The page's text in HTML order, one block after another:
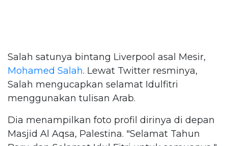
Salah satunya bintang Liverpool asal Mesir,
Mohamed Salah. Lewat Twitter resminya,
Salah mengucapkan selamat Idulfitri
menggunakan tulisan Arab.
Dia menampilkan foto profil dirinya di depan
Masjid Al Aqsa, Palestina. "Selamat Tahun